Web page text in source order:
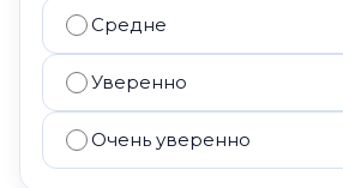
Средне
Уверенно
Очень уверенно